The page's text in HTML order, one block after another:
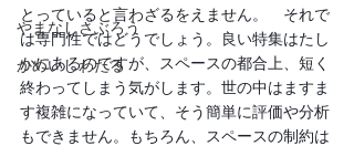
やまなしさぶろう
かめいしわたる
とっていると言わざるをえません。　それで
は専門性ではどうでしょう。良い特集はたし
かにあるのですが、スペースの都合上、短く
終わってしまう気がします。世の中はますま
す複雑になっていて、そう簡単に評価や分析
もできません。もちろん、スペースの制約は